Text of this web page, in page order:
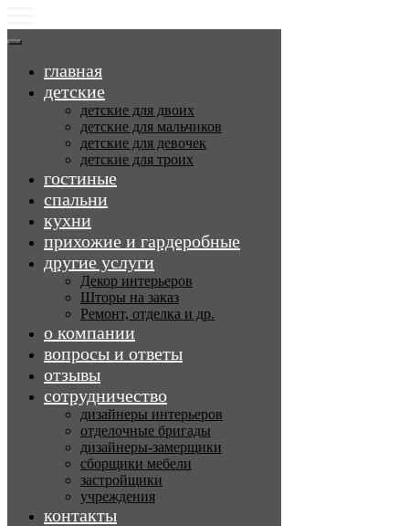
главная
детские
детские для двоих
детские для мальчиков
детские для девочек
детские для троих
гостиные
спальни
кухни
прихожие и гардеробные
другие услуги
Декор интерьеров
Шторы на заказ
Ремонт, отделка и др.
о компании
вопросы и ответы
отзывы
сотрудничество
дизайнеры интерьеров
отделочные бригады
дизайнеры-замерщики
сборщики мебели
застройщики
учреждения
контакты